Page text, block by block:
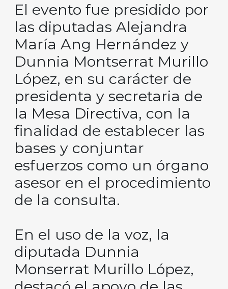
El evento fue presidido por
las diputadas Alejandra
María Ang Hernández y
Dunnia Montserrat Murillo
López, en su carácter de
presidenta y secretaria de
la Mesa Directiva, con la
finalidad de establecer las
bases y conjuntar
esfuerzos como un órgano
asesor en el procedimiento
de la consulta.
En el uso de la voz, la
diputada Dunnia
Monserrat Murillo López,